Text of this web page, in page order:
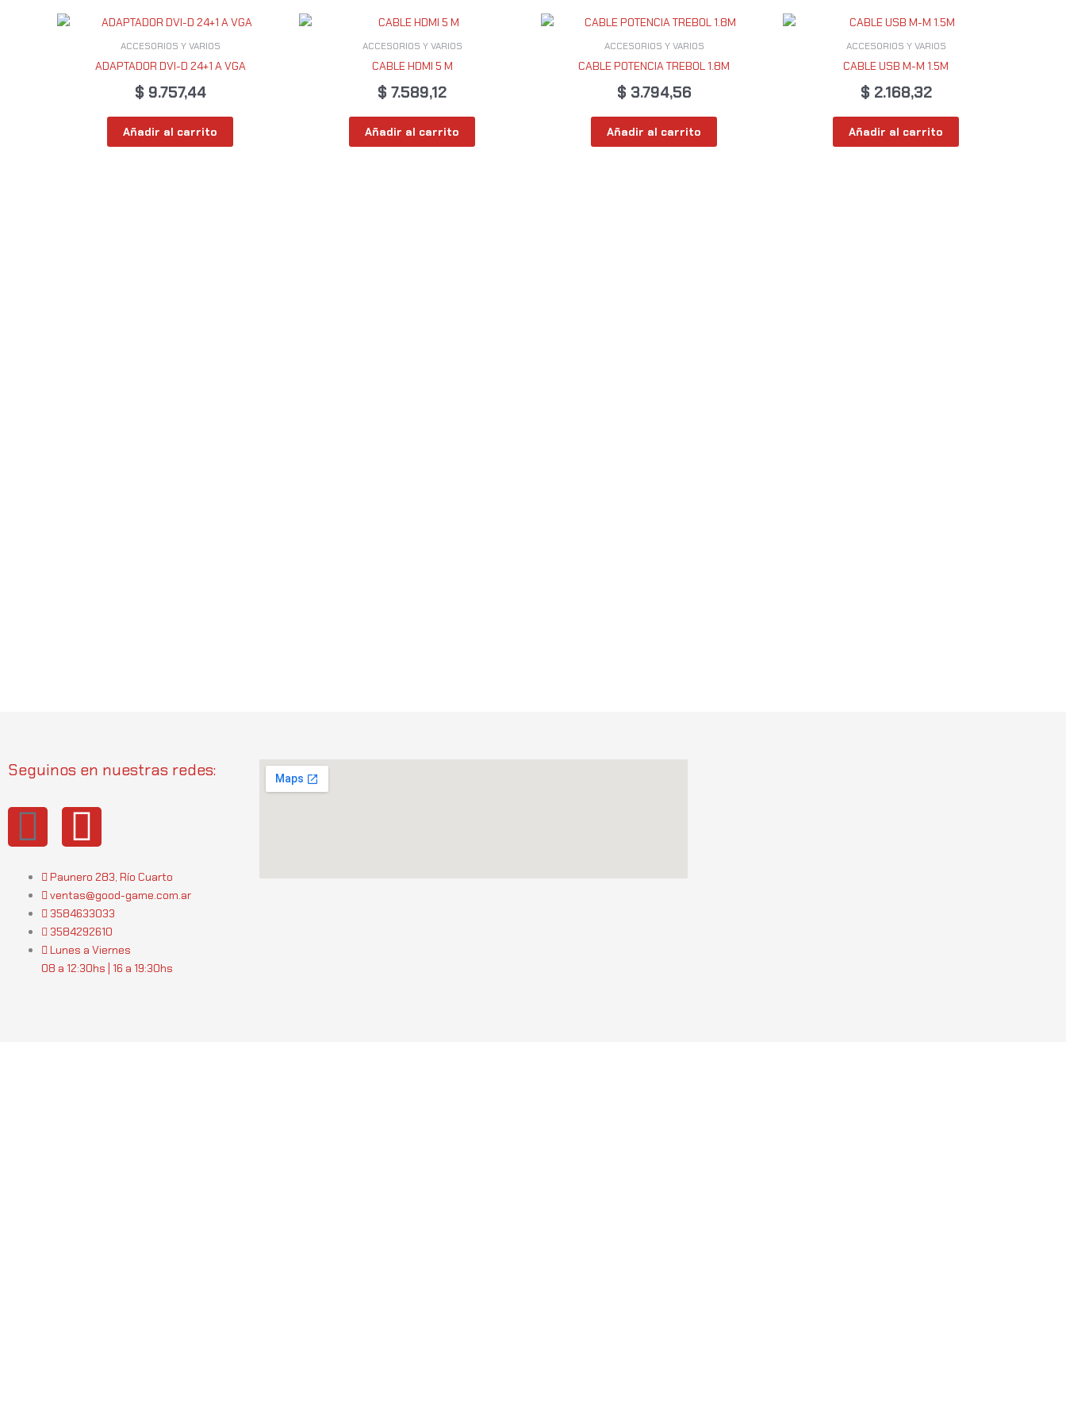
ACCESORIOS Y VARIOS
ADAPTADOR DVI-D 24+1 A VGA
$ 9.757,44
Añadir al carrito
ACCESORIOS Y VARIOS
CABLE HDMI 5 M
$ 7.589,12
Añadir al carrito
ACCESORIOS Y VARIOS
CABLE POTENCIA TREBOL 1.8M
$ 3.794,56
Añadir al carrito
ACCESORIOS Y VARIOS
CABLE USB M-M 1.5M
$ 2.168,32
Añadir al carrito
Seguinos en nuestras redes:
I
n
s
t
a
W
h
a
t
s
Paunero 283, Río Cuarto
ventas@good-game.com.ar
3584633033
3584292610
Lunes a Viernes
08 a 12:30hs | 16 a 19:30hs